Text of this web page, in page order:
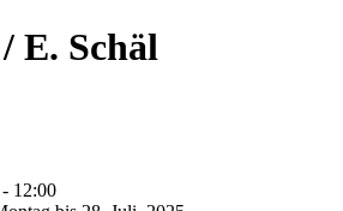
E. Schäl
- 12:00